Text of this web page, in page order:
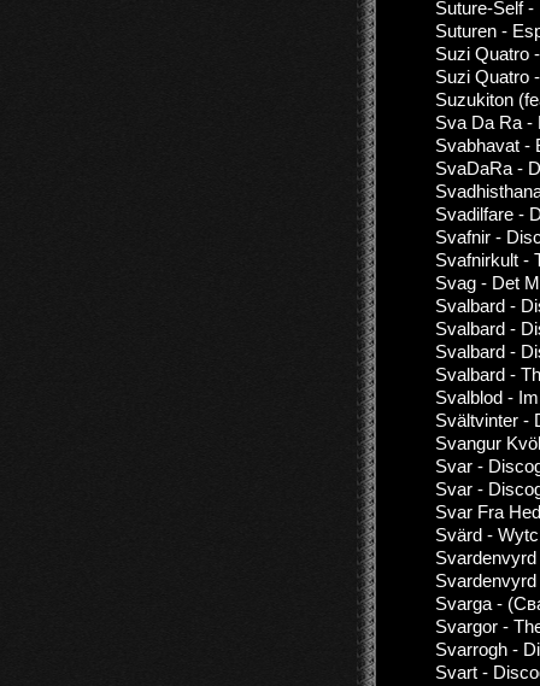
Suture-Self
Suturen -
Suzi Quatro
Suzi Quatro
Suzukiton
Sva Da Ra -
Svabhavat -
SvaDaRa -
Svadilfare -
Svafnir -
Svafnirkult -
Svag - Det
Svalbard -
Svalbard -
Svalbard -
Svalbard -
Svalblod -
Svältvinter -
Svangur
Svar -
Svar -
Svar Fra
Svärd -
Svarga -
Svargor -
Svarrogh -
Svart -